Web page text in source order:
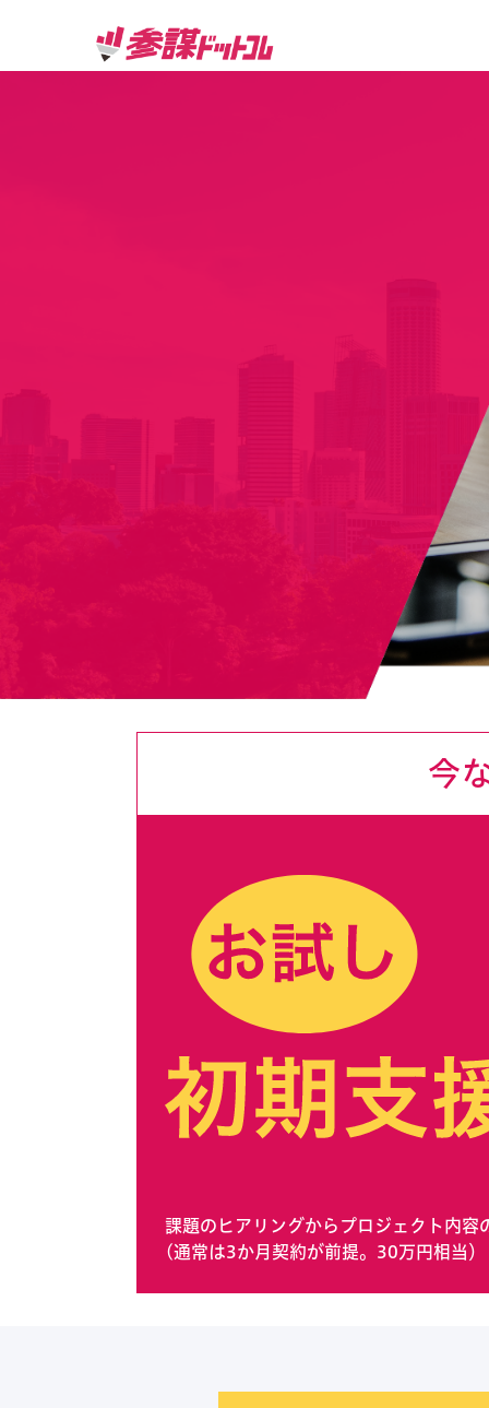
参謀ドットコムの新サービス
（タチアゲ）
成長を目指す中小企業の社長の皆様
事業開発担当者の皆様へ
30社以上※の支援実績を誇る専門家集団が、
今
課題のヒアリングからプロジェクト内容
(通常は3か月契約が前提。30万円相当）